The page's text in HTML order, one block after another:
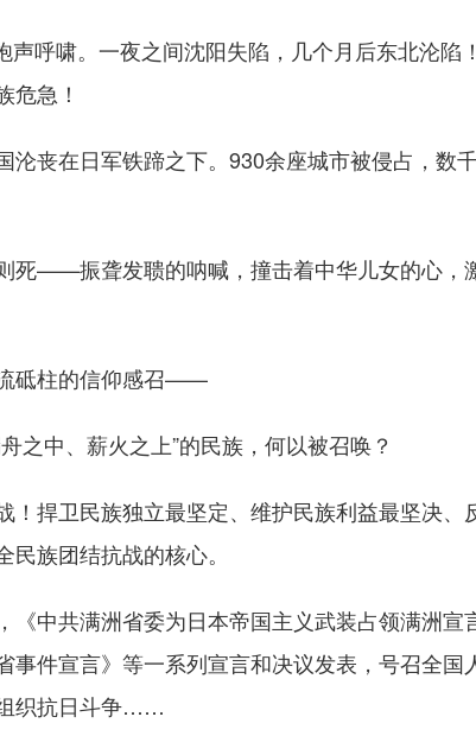
呼啸。一夜之间沈阳失陷，几个月后东北沦陷
危急！
丧在日军铁蹄之下。930余座城市被侵占，数
——振聋发聩的呐喊，撞击着中华儿女的心，激
砥柱的信仰感召——
中、薪火之上”的民族，何以被召唤？
捍卫民族独立最坚定、维护民族利益最坚决、
族团结抗战的核心。
中共满洲省委为日本帝国主义武装占领满洲宣
事件宣言》等一系列宣言和决议发表，号召全
织抗日斗争……